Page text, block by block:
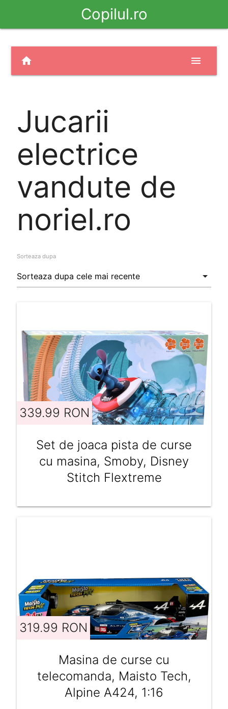
Copilul.ro
home menu
Jucarii
electrice
vandute de
noriel.ro
Sorteaza dupa
339.99 RON
Set de joaca pista de curse
cu masina, Smoby, Disney
Stitch Flextreme
319.99 RON
Masina de curse cu
telecomanda, Maisto Tech,
Alpine A424, 1:16